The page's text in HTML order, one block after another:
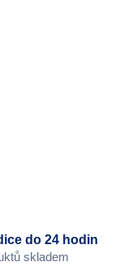
do 24 hodin
skladem